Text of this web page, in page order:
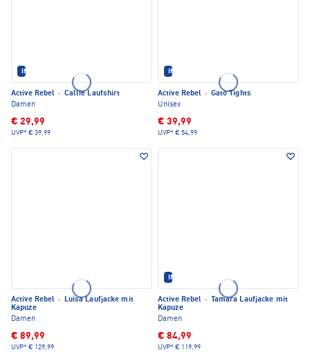
IM SET ERHÄLTLICH
Active Rebel · Callie Laufshirt
Damen
€ 29,99
UVP* € 39,99
IM SET ERHÄLTLICH
Active Rebel · Gato Tights
Unisex
€ 39,99
UVP* € 54,99
Active Rebel ·
Luisa Laufjacke mit
Kapuze
Damen
€ 89,99
UVP* € 129,99
IM SET ERHÄLTLICH
Active Rebel ·
Tamara Laufjacke mit
Kapuze
Damen
€ 84,99
UVP* € 119,99